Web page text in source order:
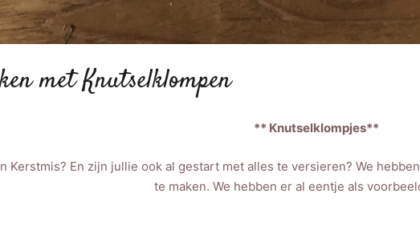
met Knutselklompen
** Knutselklompjes**
Kerstmis? En zijn jullie ook al gestart met alles te versieren? We
te maken. We hebben er al eentje als